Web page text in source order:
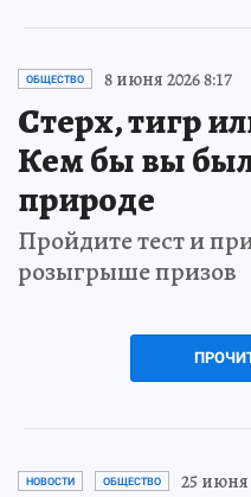
ОБЩЕСТВО 8 июня 2026 8:17
Стерх, тигр
Кем бы вы
природе
Пройдите тест и
розыгрыше призов
НОВОСТИ ОБЩЕСТВО 25 июня